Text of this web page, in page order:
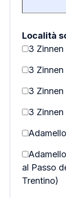
Località
3
3
3
3
al Passo
Trentino)